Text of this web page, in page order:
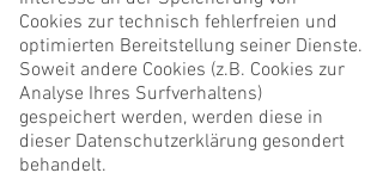
Cookies zur technisch fehlerfreien und
optimierten Bereitstellung seiner Dienste.
Soweit andere Cookies (z.B. Cookies zur
Analyse Ihres Surfverhaltens)
gespeichert werden, werden diese in
dieser Datenschutzerklärung gesondert
behandelt.